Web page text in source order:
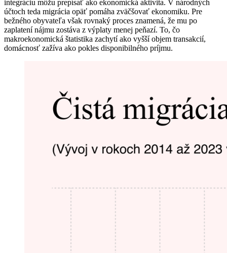
integráciu môžu prepísať ako ekonomická aktivita. V národných
účtoch teda migrácia opäť pomáha zväčšovať ekonomiku. Pre
bežného obyvateľa však rovnaký proces znamená, že mu po
zaplatení nájmu zostáva z výplaty menej peňazí. To, čo
makroekonomická štatistika zachytí ako vyšší objem transakcií,
domácnosť zažíva ako pokles disponibilného príjmu.